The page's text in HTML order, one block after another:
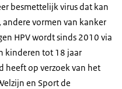
besmettelijk virus dat kan
vormen van kanker
HPV wordt sinds 2010 via
kinderen tot 18 jaar
heeft op verzoek van het
en Sport de